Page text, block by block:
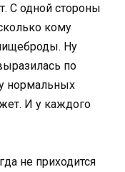
С одной стороны
кому
Ну
по
нормальных
И у каждого
не приходится